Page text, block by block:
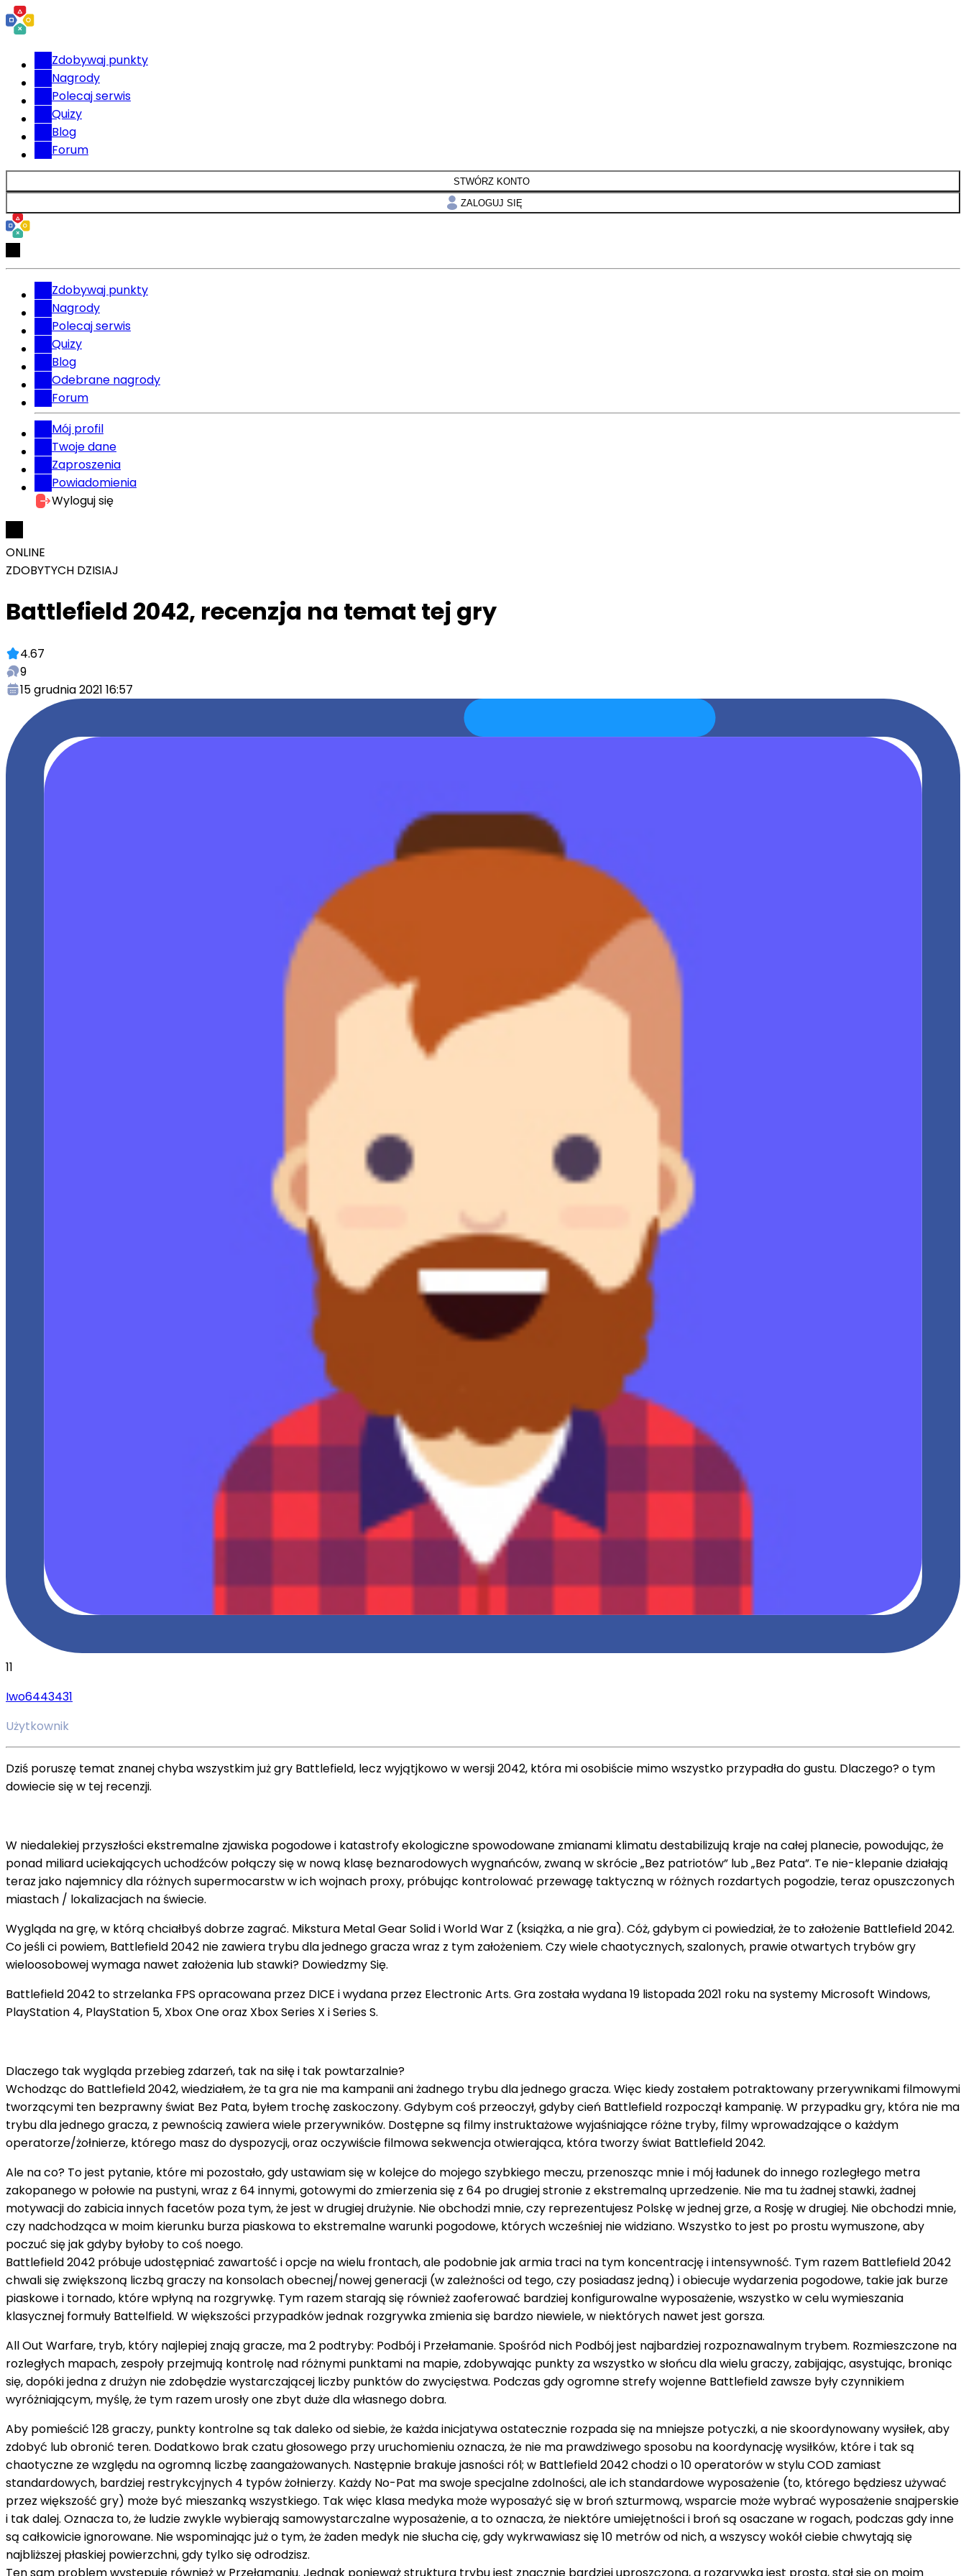
Zdobywaj punkty
Nagrody
Polecaj serwis
Quizy
Blog
Forum
STWÓRZ KONTO
ZALOGUJ SIĘ
Zdobywaj punkty
Nagrody
Polecaj serwis
Quizy
Blog
Odebrane nagrody
Forum
Mój profil
Twoje dane
Zaproszenia
Powiadomienia
Wyloguj się
ONLINE
ZDOBYTYCH DZISIAJ
Battlefield 2042, recenzja na temat tej gry
4.67
9
15 grudnia 2021 16:57
11
Iwo6443431
Użytkownik
Dziś poruszę temat znanej chyba wszystkim już gry Battlefield, lecz wyjątjkowo w wersji 2042, która mi osobiście mimo wszystko przypadła do gustu. Dlaczego? o tym
dowiecie się w tej recenzji.
W niedalekiej przyszłości ekstremalne zjawiska pogodowe i katastrofy ekologiczne spowodowane zmianami klimatu destabilizują kraje na całej planecie, powodując, że
ponad miliard uciekających uchodźców połączy się w nową klasę beznarodowych wygnańców, zwaną w skrócie „Bez patriotów” lub „Bez Pata”. Te nie-klepanie działają
teraz jako najemnicy dla różnych supermocarstw w ich wojnach proxy, próbując kontrolować przewagę taktyczną w różnych rozdartych pogodzie, teraz opuszczonych
miastach / lokalizacjach na świecie.
Wygląda na grę, w którą chciałbyś dobrze zagrać. Mikstura Metal Gear Solid i World War Z (książka, a nie gra). Cóż, gdybym ci powiedział, że to założenie Battlefield 2042.
Co jeśli ci powiem, Battlefield 2042 nie zawiera trybu dla jednego gracza wraz z tym założeniem. Czy wiele chaotycznych, szalonych, prawie otwartych trybów gry
wieloosobowej wymaga nawet założenia lub stawki? Dowiedzmy Się.
Battlefield 2042 to strzelanka FPS opracowana przez DICE i wydana przez Electronic Arts. Gra została wydana 19 listopada 2021 roku na systemy Microsoft Windows,
PlayStation 4, PlayStation 5, Xbox One oraz Xbox Series X i Series S.
Dlaczego tak wygląda przebieg zdarzeń, tak na siłę i tak powtarzalnie?
Wchodząc do Battlefield 2042, wiedziałem, że ta gra nie ma kampanii ani żadnego trybu dla jednego gracza. Więc kiedy zostałem potraktowany przerywnikami filmowymi
tworzącymi ten bezprawny świat Bez Pata, byłem trochę zaskoczony. Gdybym coś przeoczył, gdyby cień Battlefield rozpoczął kampanię. W przypadku gry, która nie ma
trybu dla jednego gracza, z pewnością zawiera wiele przerywników. Dostępne są filmy instruktażowe wyjaśniające różne tryby, filmy wprowadzające o każdym
operatorze/żołnierze, którego masz do dyspozycji, oraz oczywiście filmowa sekwencja otwierająca, która tworzy świat Battlefield 2042.
Ale na co? To jest pytanie, które mi pozostało, gdy ustawiam się w kolejce do mojego szybkiego meczu, przenosząc mnie i mój ładunek do innego rozległego metra
zakopanego w połowie na pustyni, wraz z 64 innymi, gotowymi do zmierzenia się z 64 po drugiej stronie z ekstremalną uprzedzenie. Nie ma tu żadnej stawki, żadnej
motywacji do zabicia innych facetów poza tym, że jest w drugiej drużynie. Nie obchodzi mnie, czy reprezentujesz Polskę w jednej grze, a Rosję w drugiej. Nie obchodzi mnie,
czy nadchodząca w moim kierunku burza piaskowa to ekstremalne warunki pogodowe, których wcześniej nie widziano. Wszystko to jest po prostu wymuszone, aby
poczuć się jak gdyby byłoby to coś noego.
Battlefield 2042 próbuje udostępniać zawartość i opcje na wielu frontach, ale podobnie jak armia traci na tym koncentrację i intensywność. Tym razem Battlefield 2042
chwali się zwiększoną liczbą graczy na konsolach obecnej/nowej generacji (w zależności od tego, czy posiadasz jedną) i obiecuje wydarzenia pogodowe, takie jak burze
piaskowe i tornado, które wpłyną na rozgrywkę. Tym razem starają się również zaoferować bardziej konfigurowalne wyposażenie, wszystko w celu wymieszania
klasycznej formuły Battelfield. W większości przypadków jednak rozgrywka zmienia się bardzo niewiele, w niektórych nawet jest gorsza.
All Out Warfare, tryb, który najlepiej znają gracze, ma 2 podtryby: Podbój i Przełamanie. Spośród nich Podbój jest najbardziej rozpoznawalnym trybem. Rozmieszczone na
rozległych mapach, zespoły przejmują kontrolę nad różnymi punktami na mapie, zdobywając punkty za wszystko w słońcu dla wielu graczy, zabijając, asystując, broniąc
się, dopóki jedna z drużyn nie zdobędzie wystarczającej liczby punktów do zwycięstwa. Podczas gdy ogromne strefy wojenne Battlefield zawsze były czynnikiem
wyróżniającym, myślę, że tym razem urosły one zbyt duże dla własnego dobra.
Aby pomieścić 128 graczy, punkty kontrolne są tak daleko od siebie, że każda inicjatywa ostatecznie rozpada się na mniejsze potyczki, a nie skoordynowany wysiłek, aby
zdobyć lub obronić teren. Dodatkowo brak czatu głosowego przy uruchomieniu oznacza, że ​​nie ma prawdziwego sposobu na koordynację wysiłków, które i tak są
chaotyczne ze względu na ogromną liczbę zaangażowanych. Następnie brakuje jasności ról; w Battlefield 2042 chodzi o 10 operatorów w stylu COD zamiast
standardowych, bardziej restrykcyjnych 4 typów żołnierzy. Każdy No-Pat ma swoje specjalne zdolności, ale ich standardowe wyposażenie (to, którego będziesz używać
przez większość gry) może być mieszanką wszystkiego. Tak więc klasa medyka może wyposażyć się w broń szturmową, wsparcie może wybrać wyposażenie snajperskie
i tak dalej. Oznacza to, że ludzie zwykle wybierają samowystarczalne wyposażenie, a to oznacza, że ​​niektóre umiejętności i broń są osaczane w rogach, podczas gdy inne
są całkowicie ignorowane. Nie wspominając już o tym, że żaden medyk nie słucha cię, gdy wykrwawiasz się 10 metrów od nich, a wszyscy wokół ciebie chwytają się
najbliższej płaskiej powierzchni, gdy tylko się odrodzisz.
Ten sam problem występuje również w Przełamaniu. Jednak ponieważ struktura trybu jest znacznie bardziej uproszczona, a rozgrywka jest prosta, stał się on moim